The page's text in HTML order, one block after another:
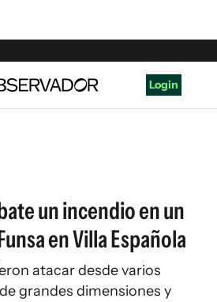
Login
un incendio en un
en Villa Española
atacar desde varios
grandes dimensiones y